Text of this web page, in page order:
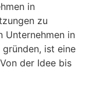
in
zu
Unternehmen in
ist eine
der Idee bis